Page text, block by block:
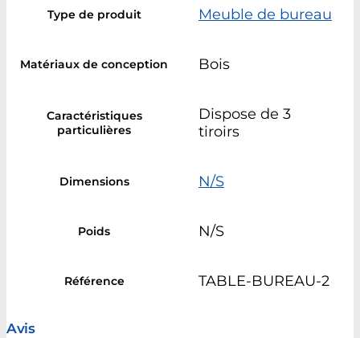
Type de produit Meuble de bureau
Matériaux de conception Bois
Caractéristiques
particulières
Dispose de 3
tiroirs
Dimensions N/S
Poids N/S
Référence TABLE-BUREAU-2
Avis